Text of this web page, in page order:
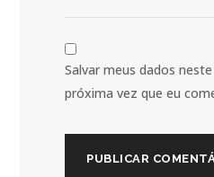
Salvar meus dados
próxima vez que eu